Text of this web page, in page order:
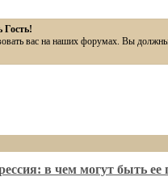
Гость!
вас на наших форумах. Вы
в чем могут быть